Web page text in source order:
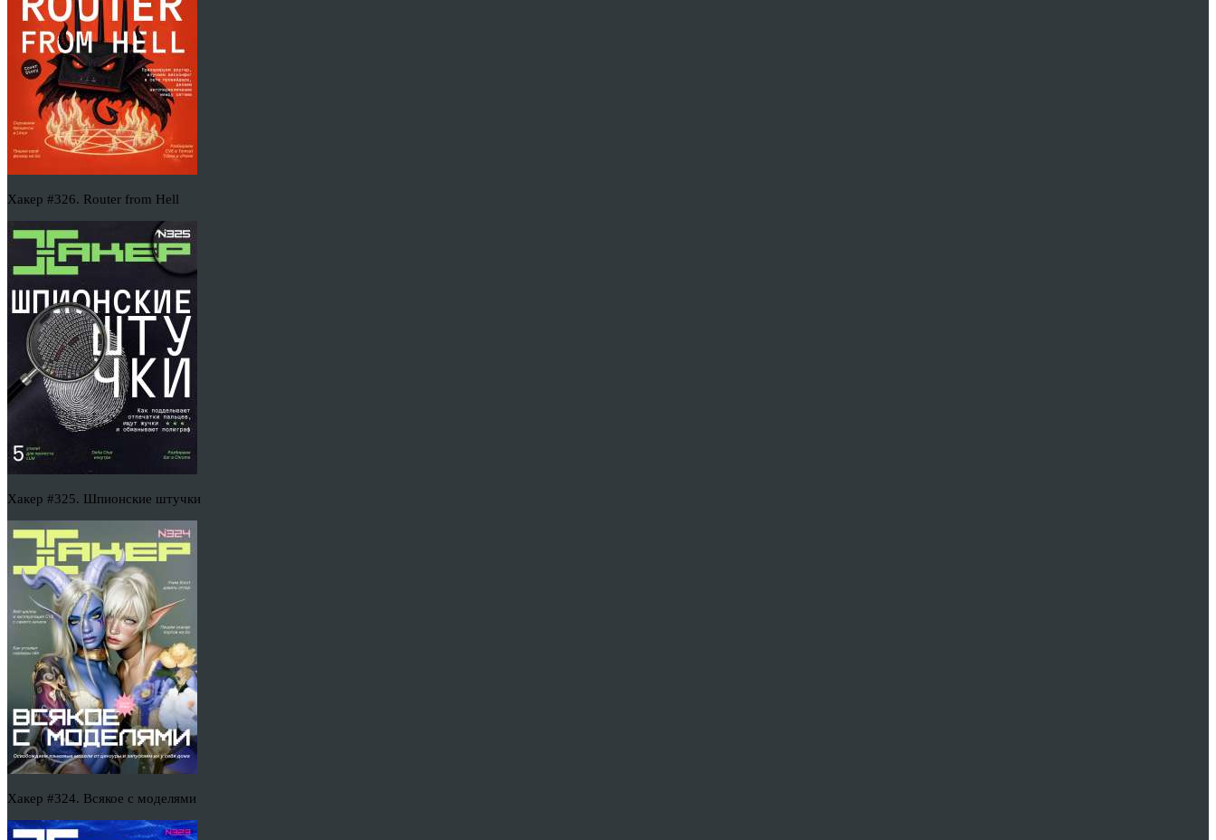
Хакер #326. Router from Hell
Хакер #325. Шпионские штучки
Хакер #324. Всякое с моделями